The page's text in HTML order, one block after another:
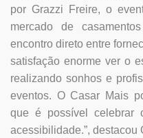
por Grazzi Freire, o
mercado de
encontro direto entre
satisfação enorme ver o
realizando sonhos e
eventos. O Casar Mais
que é possível celebrar
acessibilidade.”, destacou